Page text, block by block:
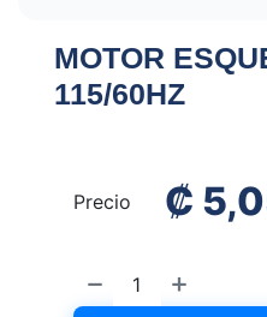
MOTOR
115/60HZ
Precio ₡